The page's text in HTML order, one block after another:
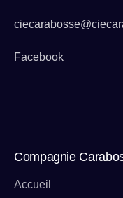
Facebook
Compagnie
Accueil